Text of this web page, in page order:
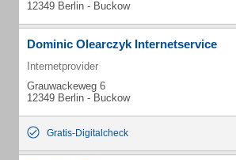
12349 Berlin - Buckow
Dominic Olearczyk Internetservice
Internetprovider
Grauwackeweg 6
12349 Berlin - Buckow
Gratis-Digitalcheck